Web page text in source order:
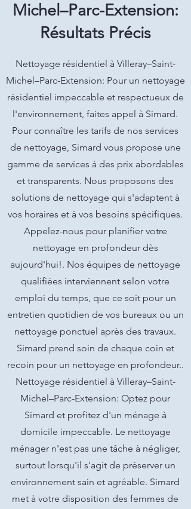
Michel–Parc-Extension:
Résultats Précis
Nettoyage résidentiel à Villeray–Saint-
Michel–Parc-Extension: Pour un nettoyage
résidentiel impeccable et respectueux de
l'environnement, faites appel à Simard.
Pour connaître les tarifs de nos services
de nettoyage, Simard vous propose une
gamme de services à des prix abordables
et transparents. Nous proposons des
solutions de nettoyage qui s'adaptent à
vos horaires et à vos besoins spécifiques.
Appelez-nous pour planifier votre
nettoyage en profondeur dès
aujourd'hui!. Nos équipes de nettoyage
qualifiées interviennent selon votre
emploi du temps, que ce soit pour un
entretien quotidien de vos bureaux ou un
nettoyage ponctuel après des travaux.
Simard prend soin de chaque coin et
recoin pour un nettoyage en profondeur..
Nettoyage résidentiel à Villeray–Saint-
Michel–Parc-Extension: Optez pour
Simard et profitez d'un ménage à
domicile impeccable. Le nettoyage
ménager n'est pas une tâche à négliger,
surtout lorsqu'il s'agit de préserver un
environnement sain et agréable. Simard
met à votre disposition des femmes de